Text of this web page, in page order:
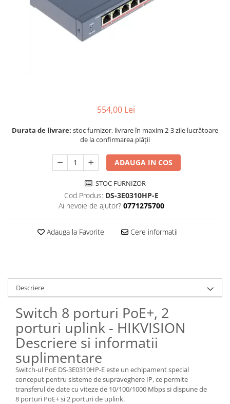
554,00 Lei
Durata de livrare: stoc furnizor, livrare în maxim 2-3 zile lucrătoare
de la confirmarea plății
ADAUGA IN COS
STOC FURNIZOR
Cod Produs: DS-3E0310HP-E
Ai nevoie de ajutor? 0771275700
Adauga la Favorite Cere informatii
Descriere
Switch 8 porturi PoE+, 2
porturi uplink - HIKVISION
Descriere si informatii
suplimentare
Switch-ul PoE DS-3E0310HP-E este un echipament special
conceput pentru sisteme de supraveghere IP, ce permite
transferul de date cu viteze de 10/100/1000 Mbps si dispune de
8 porturi PoE+ si 2 porturi de uplink.